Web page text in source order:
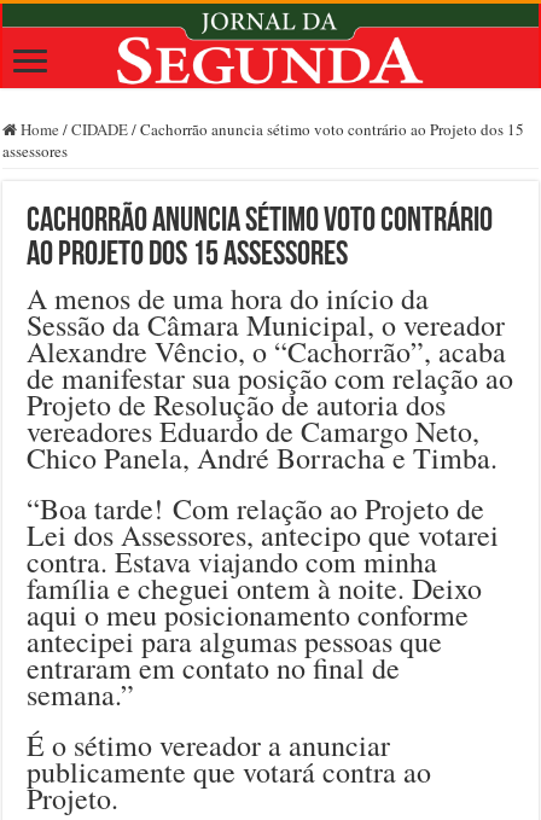
Home /CIDADE/Cachorrão anuncia sétimo voto contrário ao Projeto dos 15
assessores
Cachorrão anuncia sétimo voto contrário
ao Projeto dos 15 assessores
A menos de uma hora do início da
Sessão da Câmara Municipal, o vereador
Alexandre Vêncio, o “Cachorrão”, acaba
de manifestar sua posição com relação ao
Projeto de Resolução de autoria dos
vereadores Eduardo de Camargo Neto,
Chico Panela, André Borracha e Timba.
“Boa tarde! Com relação ao Projeto de
Lei dos Assessores, antecipo que votarei
contra. Estava viajando com minha
família e cheguei ontem à noite. Deixo
aqui o meu posicionamento conforme
antecipei para algumas pessoas que
entraram em contato no final de
semana.”
É o sétimo vereador a anunciar
publicamente que votará contra ao
Projeto.